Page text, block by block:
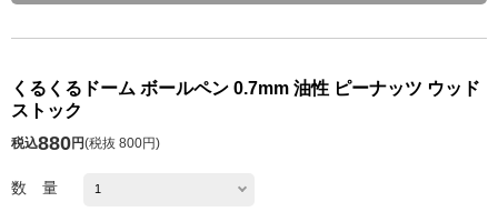
くるくるドーム ボールペン 0.7mm 油性 ピーナッツ ウッド
ストック
税込880円(税抜 800円)
数 量